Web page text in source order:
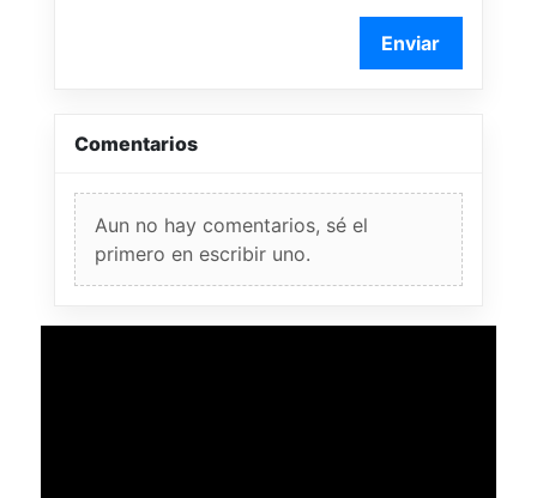
Enviar
Comentarios
Aun no hay comentarios, sé el
primero en escribir uno.